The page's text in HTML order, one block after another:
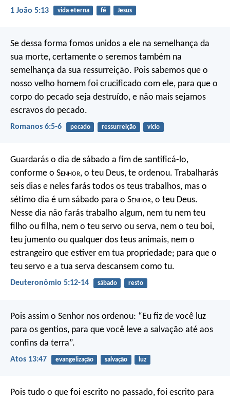
1 João 5:13 vida eterna fé Jesus
Se dessa forma fomos unidos a ele na semelhança da
sua morte, certamente o seremos também na
semelhança da sua ressurreição. Pois sabemos que o
nosso velho homem foi crucificado com ele, para que o
corpo do pecado seja destruído, e não mais sejamos
escravos do pecado.
Romanos 6:5-6 pecado ressurreição vício
Guardarás o dia de sábado a fim de santificá-lo,
conforme o Senhor, o teu Deus, te ordenou. Trabalharás
seis dias e neles farás todos os teus trabalhos, mas o
sétimo dia é um sábado para o Senhor, o teu Deus.
Nesse dia não farás trabalho algum, nem tu nem teu
filho ou filha, nem o teu servo ou serva, nem o teu boi,
teu jumento ou qualquer dos teus animais, nem o
estrangeiro que estiver em tua propriedade; para que o
teu servo e a tua serva descansem como tu.
Deuteronômio 5:12-14 sábado resto
Pois assim o Senhor nos ordenou: “Eu fiz de você luz
para os gentios, para que você leve a salvação até aos
confins da terra”.
Atos 13:47 evangelização salvação luz
Pois tudo o que foi escrito no passado, foi escrito para